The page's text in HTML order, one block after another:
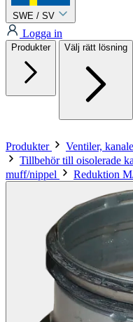
SWE / SV
Logga in
Produkter Välj rätt lösning
Produkter Ventiler,
Tillbehör till oisolerade
muff/nippel
Reduktion